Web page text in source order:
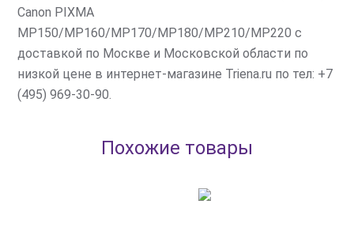
Canon PIXMA
MP150/MP160/MP170/MP180/MP210/MP220 с
доставкой по Москве и Московской области по
низкой цене в интернет-магазине Triena.ru по тел: +7
(495) 969-30-90.
Похожие товары